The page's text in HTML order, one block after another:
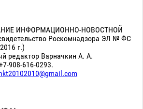
ИНФОРМАЦИОННО-НОВОСТНОЙ
Роскомнадзора ЭЛ № ФС
г.)
редактор Варначкин А. А.
908-616-0293.